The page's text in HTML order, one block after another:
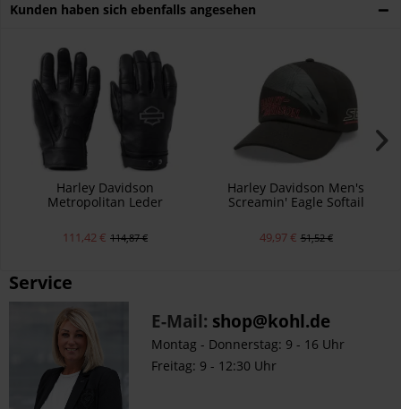
Kunden haben sich ebenfalls angesehen
Harley Davidson
Metropolitan Leder
111,42 € 114,87 €
Harley Davidson Men's
Screamin' Eagle Softail
49,97 € 51,52 €
Service
E-Mail: shop@kohl.de
Montag - Donnerstag: 9 - 16 Uhr
Freitag: 9 - 12:30 Uhr